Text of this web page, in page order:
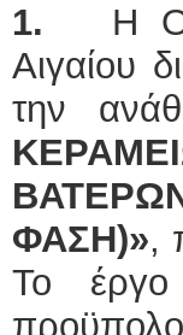
1. Η
Αιγαίου
την
ΦΑΣΗ)»,
Το έργο